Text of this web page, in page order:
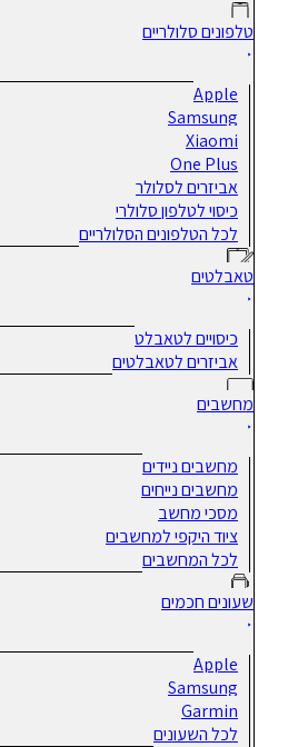
טלפונים סלולריים
Apple
Samsung
Xiaomi
One Plus
אביזרים לסלולר
כיסוי לטלפון סלולרי
לכל הטלפונים הסלולריים
טאבלטים
כיסויים לטאבלט
אביזרים לטאבלטים
מחשבים
מחשבים ניידים
מחשבים נייחים
מסכי מחשב
ציוד היקפי למחשבים
לכל המחשבים
שעונים חכמים
Apple
Samsung
Garmin
לכל השעונים